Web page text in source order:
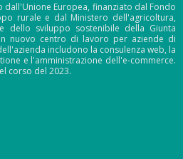
dall'Unione Europea, finanziato dal Fondo
rurale e dal Ministero dell'agricoltura,
dello sviluppo sostenibile della Giunta
nuovo centro di lavoro per aziende di
includono la consulenza web, la
e l'amministrazione dell'e-commerce.
corso del 2023.